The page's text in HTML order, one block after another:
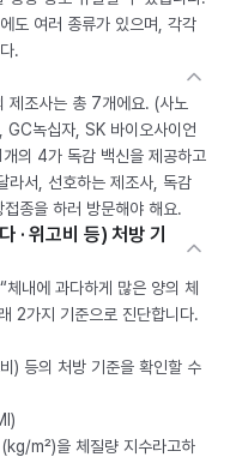
도 여러 종류가 있으며, 각각
.
제조사는 총 7개에요. (사노
녹십자, SK 바이오사이언
의 4가 독감 백신을 제공하고
라서, 선호하는 제조사, 독감
종을 하러 방문해야 해요.
· 위고비 등) 처방 기
내에 과다하게 많은 양의 체
2가지 기준으로 진단합니다.
) 등의 처방 기준을 확인할 수
m²)을 체질량 지수라고하